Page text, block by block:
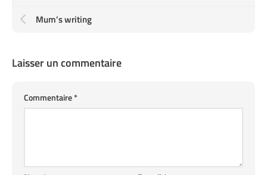
Mum’s writing
Laisser un commentaire
Commentaire*